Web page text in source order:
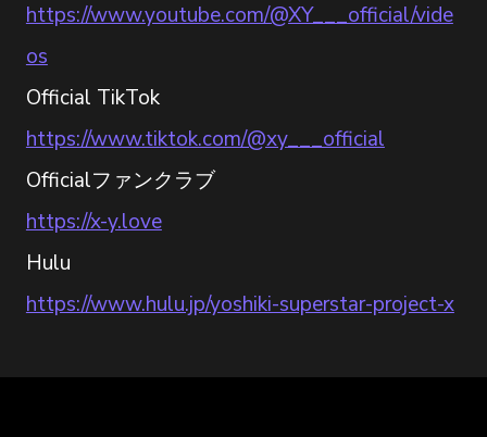
https://www.youtube.com/@XY___official/vide
os
Official TikTok
https://www.tiktok.com/@xy___official
Officialファンクラブ
https://x-y.love
Hulu
https://www.hulu.jp/yoshiki-superstar-project-x